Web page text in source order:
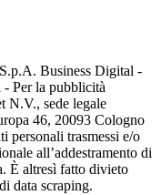
Business Digital -
Per la pubblicità
N.V., sede legale
46, 20093 Cologno
personali trasmessi e/o
all’addestramento di
È altresì fatto divieto
data scraping.